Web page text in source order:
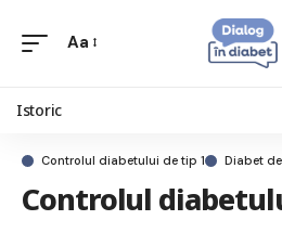
Aa
Istoric
Controlul diabetului de tip 1 Diabet
Controlul